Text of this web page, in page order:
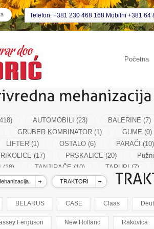
Telefon: +381 230 468 168 Mobilni +381 64
Početna
AUTOMOBILI (23)
BALERINE (7)
GRUBER KOMBINATOR (1)
GUME (0)
LIFTER (1) OSTALO (6)
PARAČI (10)
(17) PRSKALICE (20)
(18)
TANJIRAČE (10)
TARUPI (7)
TRAKTORI
BELARUS CASE Claas
Ferguson New Holland Rakovica